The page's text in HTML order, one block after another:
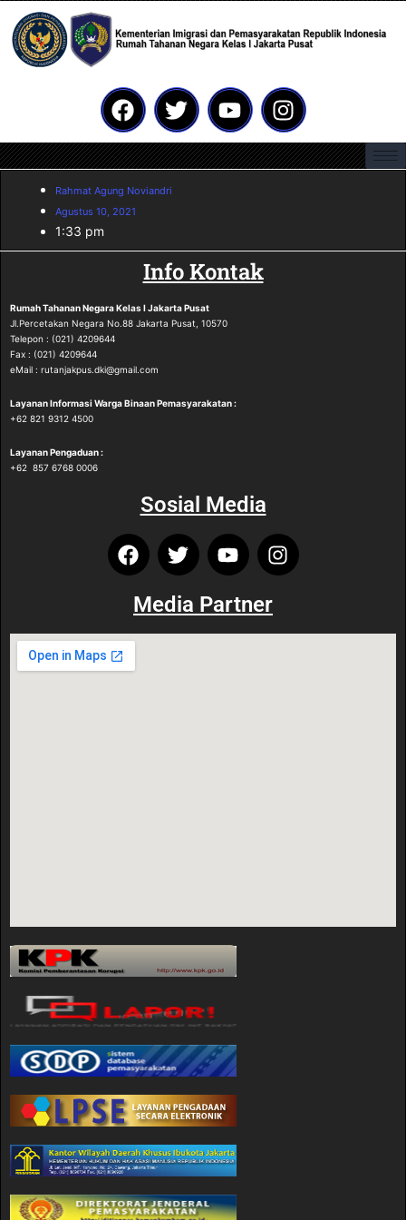
Rahmat Agung Noviandri
Agustus 10, 2021
1:33 pm
Info Kontak
Rumah Tahanan NegaraKelas I Jakarta Pusat
Jl.Percetakan Negara No.88 Jakarta Pusat, 10570
Telepon : (021) 4209644
Fax : (021) 4209644
eMail : rutanjakpus.dki@gmail.com
Layanan Informasi Warga Binaan Pemasyarakatan :
‪+62 821 9312 4500‬
Layanan Pengaduan :
‪+62 857 6768 0006
Sosial Media
Media Partner